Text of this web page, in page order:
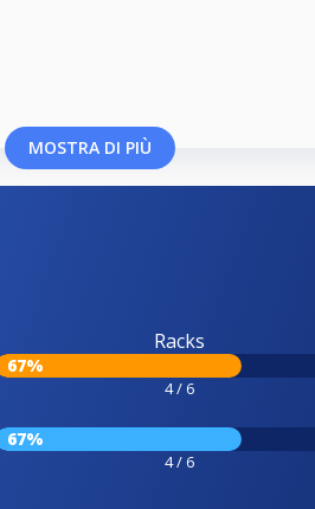
MOSTRA DI PIÙ
Racks
67%
4 / 6
67%
4 / 6